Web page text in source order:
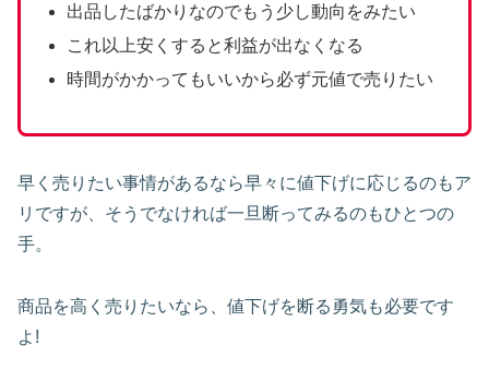
出品したばかりなのでもう少し動向をみたい
これ以上安くすると利益が出なくなる
時間がかかってもいいから必ず元値で売りたい
早く売りたい事情があるなら早々に値下げに応じるのもア
リですが、そうでなければ一旦断ってみるのもひとつの
手。
商品を高く売りたいなら、値下げを断る勇気も必要です
よ!